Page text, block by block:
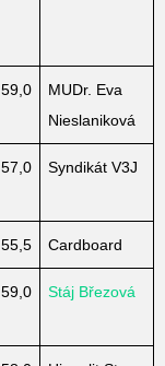
59,0
MUDr. Eva
Nieslaniková
57,0 Syndikát V3J
55,5 Cardboard
59,0 Stáj Březová